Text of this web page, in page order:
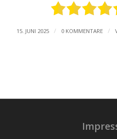
15. JUNI 2025 / 0 KOMMENTARE /